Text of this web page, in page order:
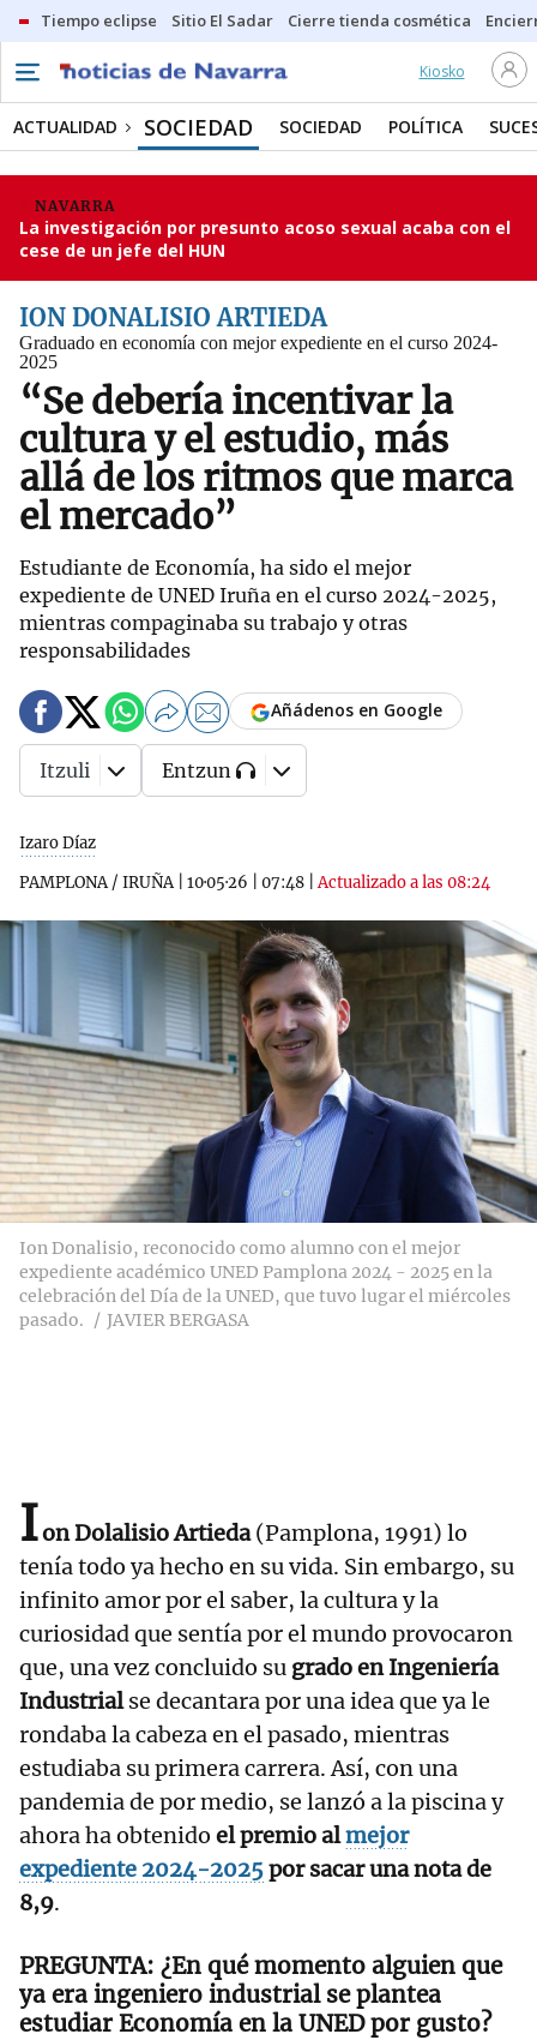
Tiempo eclipse Sitio El Sadar Cierre tienda cosmética
Kiosko
ACTUALIDAD SOCIEDAD SOCIEDAD POLÍTICA
NAVARRA
La investigación por presunto acoso sexual acaba con el
cese de un jefe del HUN
ION DONALISIO ARTIEDA
Graduado en economía con mejor expediente en el curso 2024-
2025
“Se debería incentivar la
cultura y el estudio, más
allá de los ritmos que marca
el mercado”
Estudiante de Economía, ha sido el mejor
expediente de UNED Iruña en el curso 2024-2025,
mientras compaginaba su trabajo y otras
responsabilidades
Izaro Díaz
PAMPLONA / IRUÑA| 10·05·26 07:48 |Actualizado a las 08:24
Añádenos en Google
Itzuli Entzun
Ion Donalisio, reconocido como alumno con el mejor
expediente académico UNED Pamplona 2024 - 2025 en la
celebración del Día de la UNED, que tuvo lugar el miércoles
pasado.
JAVIER BERGASA
Ion Dolalisio Artieda(Pamplona, 1991) lo
tenía todo ya hecho en su vida. Sin embargo, su
infinito amor por el saber, la cultura y la
curiosidad que sentía por el mundo provocaron
que, una vez concluido su grado en Ingeniería
Industrialse decantara por una idea que ya le
rondaba la cabeza en el pasado, mientras
estudiaba su primera carrera. Así, con una
pandemia de por medio, se lanzó a la piscina y
ahora ha obtenido el premio almejor
expediente 2024-2025por sacar una nota de
8,9.
¿En qué momento alguien que
ya era ingeniero industrial se plantea
estudiar Economía en la UNED por gusto?